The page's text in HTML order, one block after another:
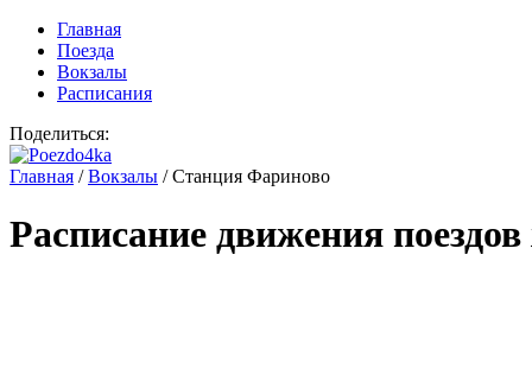
Главная
Поезда
Вокзалы
Расписания
Поделиться:
Главная /Вокзалы /Станция Фариново
Расписание движения